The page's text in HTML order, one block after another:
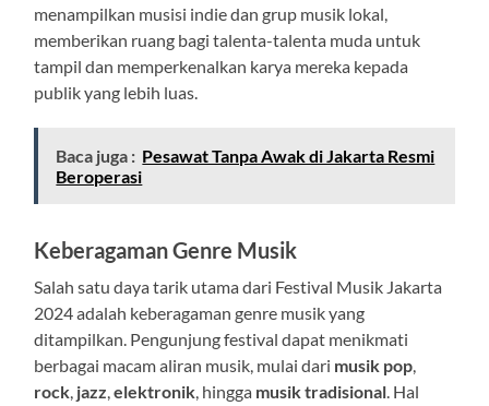
menampilkan musisi indie dan grup musik lokal,
memberikan ruang bagi talenta-talenta muda untuk
tampil dan memperkenalkan karya mereka kepada
publik yang lebih luas.
Baca juga : Pesawat Tanpa Awak di Jakarta Resmi
Beroperasi
Keberagaman Genre Musik
Salah satu daya tarik utama dari Festival Musik Jakarta
2024 adalah keberagaman genre musik yang
ditampilkan. Pengunjung festival dapat menikmati
berbagai macam aliran musik, mulai dari musik pop,
rock, jazz,elektronik, hingga musik tradisional. Hal